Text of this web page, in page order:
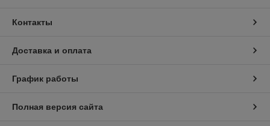
Контакты
Доставка и оплата
График работы
Полная версия сайта